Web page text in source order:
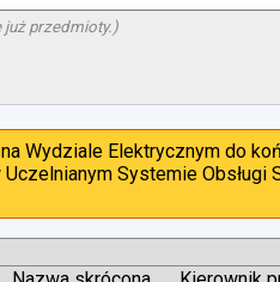
już przedmioty.)
Wydziale Elektrycznym do
Systemie Obsługi